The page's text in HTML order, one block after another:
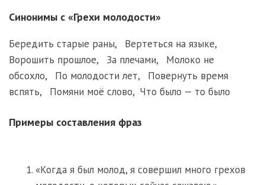
Синонимы с «Грехи молодости»
Бередить старые раны, Вертеться на языке,
Ворошить прошлое, За плечами, Молоко не
обсохло, По молодости лет, Повернуть время
вспять, Помяни моё слово, Что было — то было
Примеры составления фраз
«Когда я был молод, я совершил много грехов